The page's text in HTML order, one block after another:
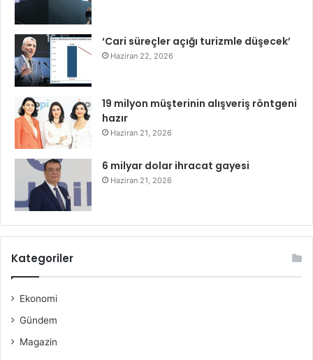
‘Cari süreçler açığı turizmle düşecek’
Haziran 22, 2026
19 milyon müşterinin alışveriş röntgeni
hazır
Haziran 21, 2026
6 milyar dolar ihracat gayesi
Haziran 21, 2026
Kategoriler
Ekonomi
Gündem
Magazin